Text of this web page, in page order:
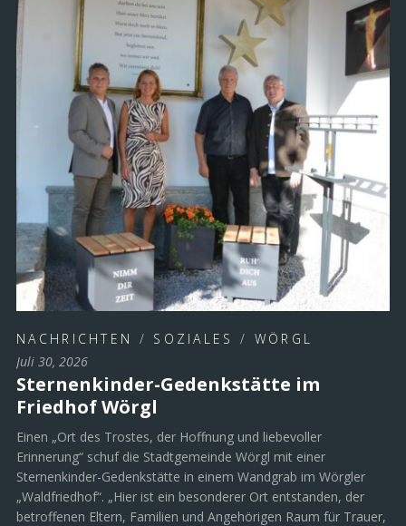
NACHRICHTEN / SOZIALES / WÖRGL
Juli 30, 2026
Sternenkinder-Gedenkstätte im
Friedhof Wörgl
Einen „Ort des Trostes, der Hoffnung und liebevoller
Erinnerung“ schuf die Stadtgemeinde Wörgl mit einer
Sternenkinder-Gedenkstätte in einem Wandgrab im Wörgler
„Waldfriedhof“. „Hier ist ein besonderer Ort entstanden, der
betroffenen Eltern, Familien und Angehörigen Raum für Trauer,